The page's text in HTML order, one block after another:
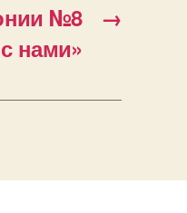
→
№8
нами»